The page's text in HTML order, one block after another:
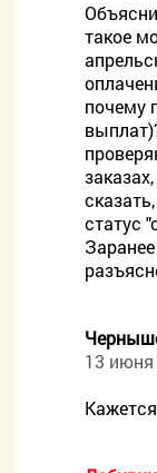
такое
почему
статус
13 июня